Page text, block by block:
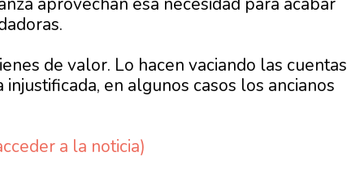
de valor. Lo hacen vaciando las cuentas
en algunos casos los ancianos
a la noticia)